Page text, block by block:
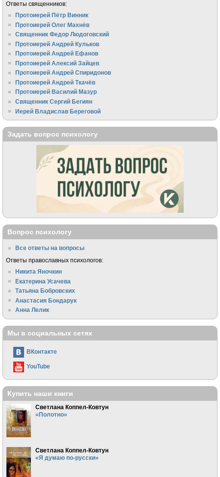
Ответы священников:
Протоиерей Пётр Винник
Протоиерей Олег Махнёв
Священник Федор Людоговский
Протоиерей Андрей Кульков
Протоиерей Андрей Ефанов
Протоиерей Алексий Зайцев
Протоиерей Андрей Спиридонов
Протоиерей Андрей Ткачёв
Протоиерей Василий Мазур
Священник Сергий Бегиян
Иерей Владислав Береговой
Задать вопрос психологу
Вопрос психологу
Все ответы на вопросы
Ответы православных психологов:
Никита Яночкин
Екатерина Усачева
Татьяна Бобровских
Анастасия Бондарук
Анна Лелик
Мы в социальных сетях
ВКонтакте
YouTube
Купить наши книги
Светлана Коппел-Ковтун
«Полотно»
Светлана Коппел-Ковтун
«Я думаю по-русски»